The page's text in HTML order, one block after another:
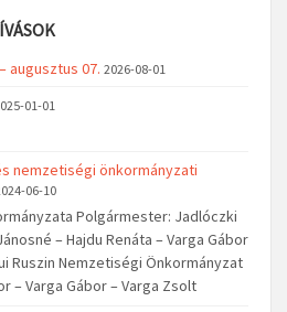
augusztus 07. 2026-08-01
01-01
nemzetiségi önkormányzati
06-10
Polgármester: Jadlóczki
– Hajdu Renáta – Varga Gábor
Ruszin Nemzetiségi Önkormányzat
– Varga Gábor – Varga Zsolt